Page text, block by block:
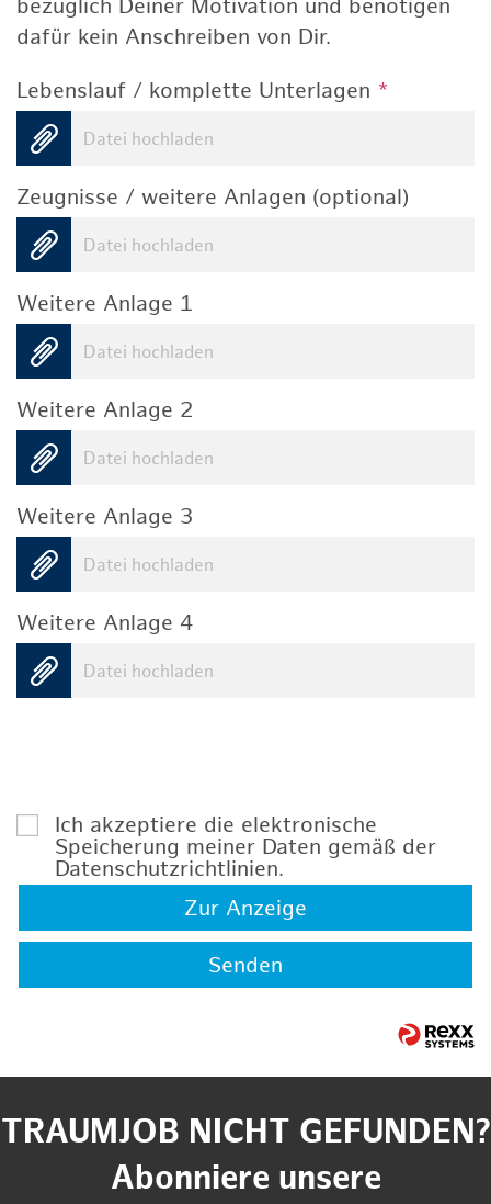
bezüglich Deiner Motivation und benötigen
dafür kein Anschreiben von Dir.
Lebenslauf / komplette Unterlagen *
Datei hochladen
Zeugnisse / weitere Anlagen (optional)
Datei hochladen
Weitere Anlage 1
Datei hochladen
Weitere Anlage 2
Datei hochladen
Weitere Anlage 3
Datei hochladen
Weitere Anlage 4
Datei hochladen
Ich akzeptiere die elektronische
Speicherung meiner Daten gemäß der
Datenschutzrichtlinien.
Zur Anzeige
Senden
TRAUMJOB NICHT GEFUNDEN?
Abonniere unsere